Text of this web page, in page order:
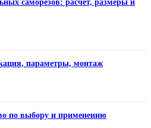
саморезов: расчет, размеры и
параметры, монтаж
по выбору и применению